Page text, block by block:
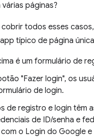
páginas?
cobrir todos esses
típico de página
é um formulário de
"Fazer login", os
de login.
de registro e login têm
de ID/senha e
o Login do Google